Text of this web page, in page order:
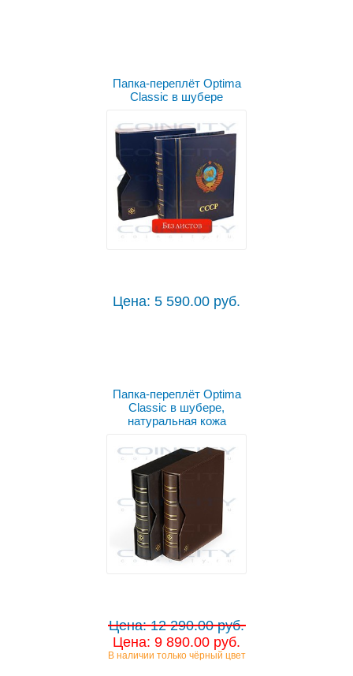
Папка-переплёт Optima
Classic в шубере
Цена: 5 590.00 руб.
Папка-переплёт Optima
Classic в шубере,
натуральная кожа
Цена: 12 290.00 руб.
Цена: 9 890.00 руб.
В наличии только чёрный цвет